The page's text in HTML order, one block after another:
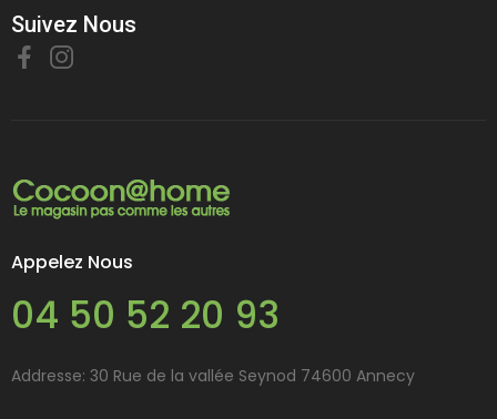
Suivez Nous
Appelez Nous
04 50 52 20 93
Addresse: 30 Rue de la vallée Seynod 74600 Annecy